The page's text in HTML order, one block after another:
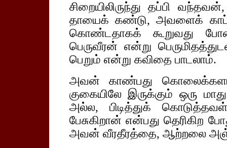
சிறையிலிருந்து தப்பி
தாயைக் கண்டு, அவளைக்
கொண்டதாகக் கூறுவது
பெருவீரன் என்று
பெறும் என்று கவிதை பாடலாம்.
அவன் காண்பது
குகையிலே இருக்கும் ஒரு
அல்ல, பிடித்துக்
பேசுகிறான் என்பது தெரிகிற
அவன் வீரதீரத்தை, ஆற்றலை